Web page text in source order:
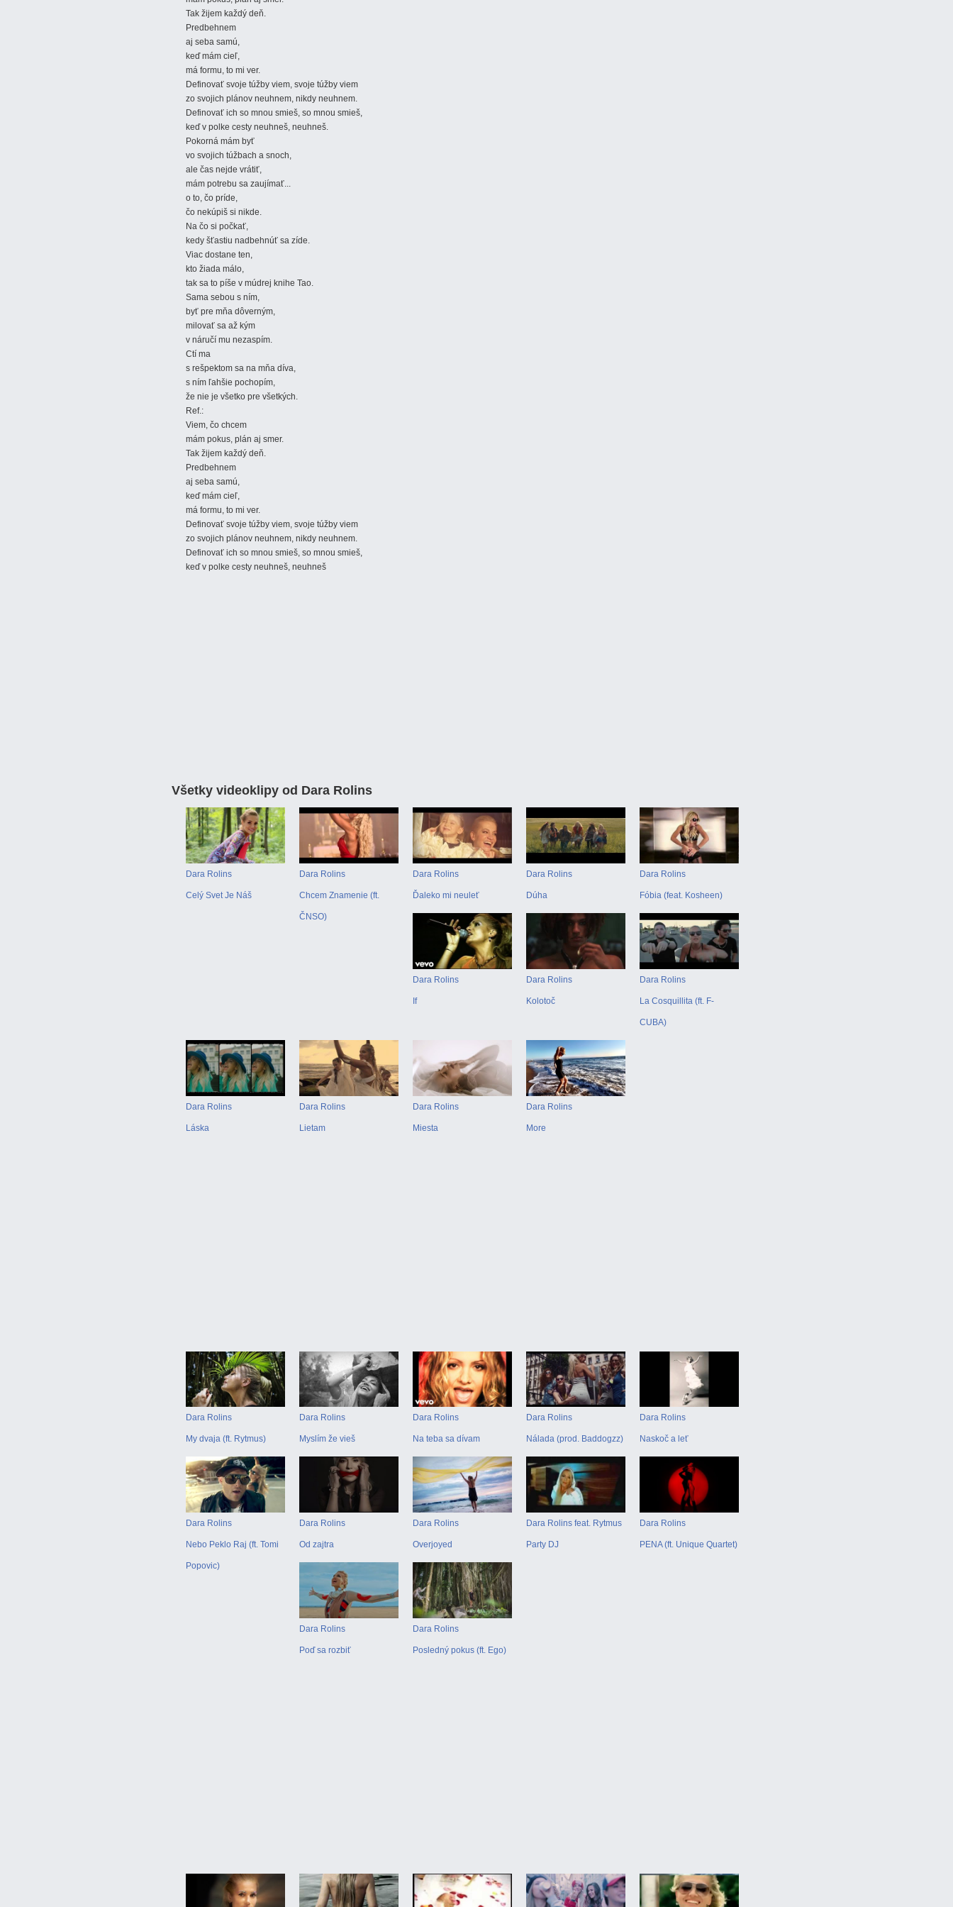
Tak žijem každý deň.
Predbehnem
aj seba samú,
keď mám cieľ,
má formu, to mi ver.
Definovať svoje túžby viem, svoje túžby viem
zo svojich plánov neuhnem, nikdy neuhnem.
Definovať ich so mnou smieš, so mnou smieš,
keď v polke cesty neuhneš, neuhneš.
Pokorná mám byť
vo svojich túžbach a snoch,
ale čas nejde vrátiť,
mám potrebu sa zaujímať...
o to, čo príde,
čo nekúpiš si nikde.
Na čo si počkať,
kedy šťastiu nadbehnúť sa zíde.
Viac dostane ten,
kto žiada málo,
tak sa to píše v múdrej knihe Tao.
Sama sebou s ním,
byť pre mňa dôverným,
milovať sa až kým
v náručí mu nezaspím.
Ctí ma
s rešpektom sa na mňa díva,
s ním ľahšie pochopím,
že nie je všetko pre všetkých.
Ref.:
Viem, čo chcem
mám pokus, plán aj smer.
Tak žijem každý deň.
Predbehnem
aj seba samú,
keď mám cieľ,
má formu, to mi ver.
Definovať svoje túžby viem, svoje túžby viem
zo svojich plánov neuhnem, nikdy neuhnem.
Definovať ich so mnou smieš, so mnou smieš,
keď v polke cesty neuhneš, neuhneš
Všetky videoklipy od Dara Rolins
Dara Rolins
Celý Svet Je Náš
Dara Rolins
Chcem Znamenie (ft.
ČNSO)
Dara Rolins
Ďaleko mi neuleť
Dara Rolins
Dúha
Dara Rolins
Fóbia (feat. Kosheen)
Dara Rolins
If
Dara Rolins
Kolotoč
Dara Rolins
La Cosquillita (ft. F-
CUBA)
Dara Rolins
Láska
Dara Rolins
Lietam
Dara Rolins
Miesta
Dara Rolins
More
Dara Rolins
My dvaja (ft. Rytmus)
Dara Rolins
Myslím že vieš
Dara Rolins
Na teba sa dívam
Dara Rolins
Nálada (prod. Baddogzz)
Dara Rolins
Naskoč a leť
Dara Rolins
Nebo Peklo Raj (ft. Tomi
Popovic)
Dara Rolins
Od zajtra
Dara Rolins
Overjoyed
Dara Rolins feat. Rytmus
Party DJ
Dara Rolins
PENA (ft. Unique Quartet)
Dara Rolins
Poď sa rozbiť
Dara Rolins
Posledný pokus (ft. Ego)